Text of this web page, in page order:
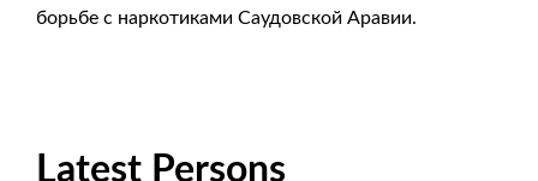
борьбе с наркотиками Саудовской Аравии.
Latest Persons